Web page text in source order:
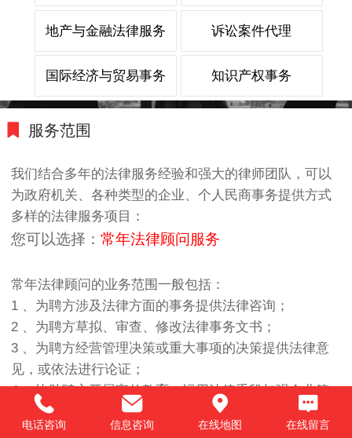
地产与金融法律服务 诉讼案件代理
国际经济与贸易事务 知识产权事务
服务范围
我们结合多年的法律服务经验和强大的律师团队，可以
为政府机关、各种类型的企业、个人民商事务提供方式
多样的法律服务项目：
您可以选择： 常年法律顾问服务
常年法律顾问的业务范围一般包括：
1 、为聘方涉及法律方面的事务提供法律咨询；
2 、为聘方草拟、审查、修改法律事务文书；
3 、为聘方经营管理决策或重大事项的决策提供法律意
见，或依法进行论证；
4 、协助聘方开展宣传教育，运用法律手段加强企业管
5 、应邀为聘方的有关法律事务出具法律意见书或进行
电话咨询 信息咨询 在线地图 在线留言